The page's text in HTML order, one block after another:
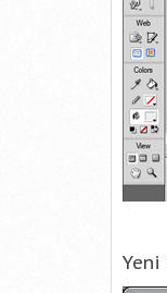
Yeni